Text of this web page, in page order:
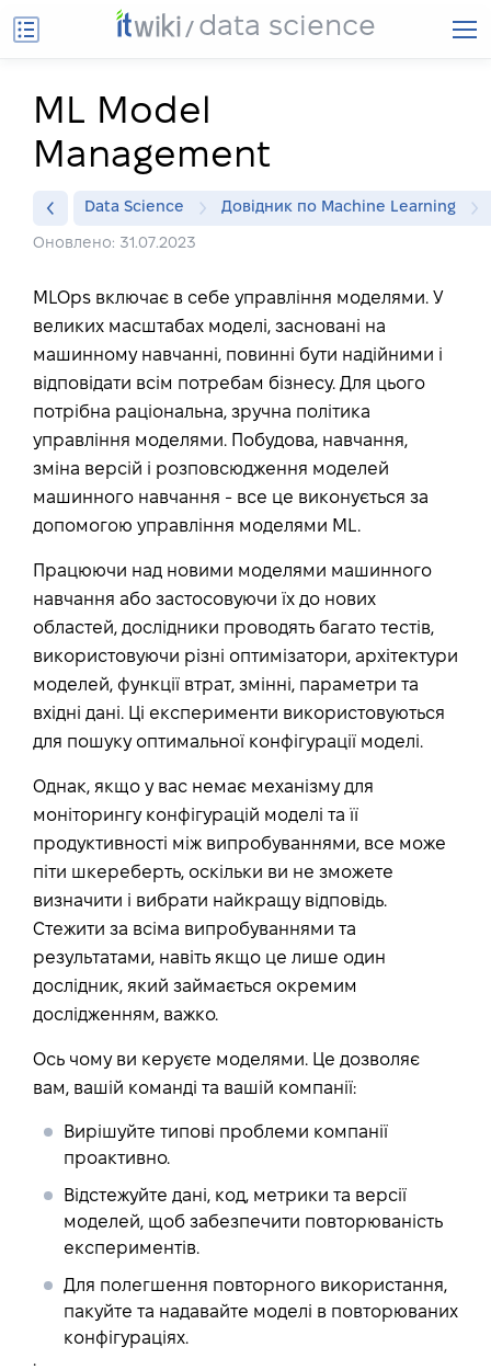
data science
ML Model
Management
Data Science Довідник по Machine Learning
Оновлено: 31.07.2023
MLOps включає в себе управління моделями. У
великих масштабах моделі, засновані на
машинному навчанні, повинні бути надійними і
відповідати всім потребам бізнесу. Для цього
потрібна раціональна, зручна політика
управління моделями. Побудова, навчання,
зміна версій і розповсюдження моделей
машинного навчання - все це виконується за
допомогою управління моделями ML.
Працюючи над новими моделями машинного
навчання або застосовуючи їх до нових
областей, дослідники проводять багато тестів,
використовуючи різні оптимізатори, архітектури
моделей, функції втрат, змінні, параметри та
вхідні дані. Ці експерименти використовуються
для пошуку оптимальної конфігурації моделі.
Однак, якщо у вас немає механізму для
моніторингу конфігурацій моделі та її
продуктивності між випробуваннями, все може
піти шкереберть, оскільки ви не зможете
визначити і вибрати найкращу відповідь.
Стежити за всіма випробуваннями та
результатами, навіть якщо це лише один
дослідник, який займається окремим
дослідженням, важко.
Ось чому ви керуєте моделями. Це дозволяє
вам, вашій команді та вашій компанії:
Вирішуйте типові проблеми компанії
проактивно.
Відстежуйте дані, код, метрики та версії
моделей, щоб забезпечити повторюваність
експериментів.
Для полегшення повторного використання,
пакуйте та надавайте моделі в повторюваних
конфігураціях.
.